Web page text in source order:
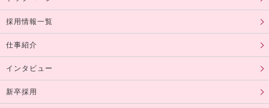
採用情報一覧
仕事紹介
インタビュー
新卒採用